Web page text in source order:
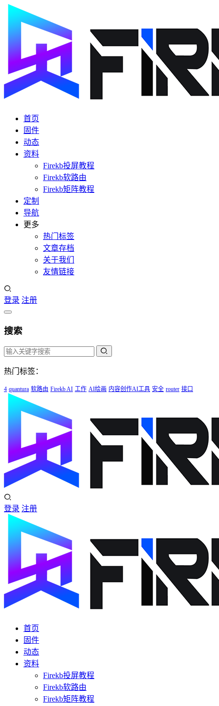
首页
固件
动态
资料
Firekb投屏教程
Firekb软路由
Firekb矩阵教程
定制
导航
更多
热门标签
文章存档
关于我们
友情链接
登录 注册
搜索
热门标签：
4 quantura 软路由 Firekb AI 工作 AI绘画 内容创作AI工具 安全 router 接口
登录 注册
首页
固件
动态
资料
Firekb投屏教程
Firekb软路由
Firekb矩阵教程